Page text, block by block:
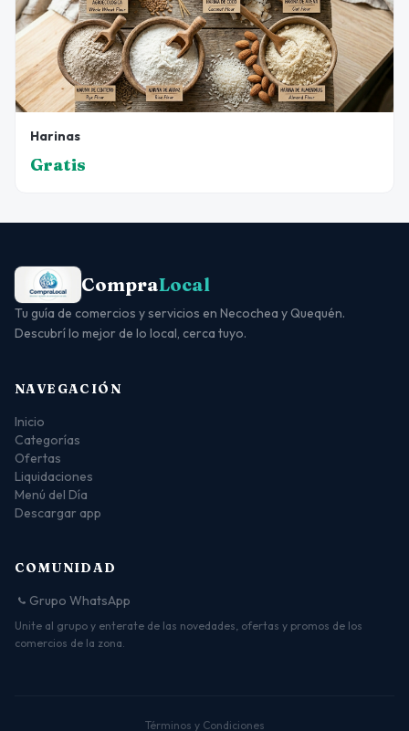
Harinas
Gratis
CompraLocal
Tu guía de comercios y servicios en Necochea y Quequén.
Descubrí lo mejor de lo local, cerca tuyo.
NAVEGACIÓN
Inicio
Categorías
Ofertas
Liquidaciones
Menú del Día
Descargar app
COMUNIDAD
Grupo WhatsApp
Unite al grupo y enterate de las novedades, ofertas y promos de los
comercios de la zona.
Términos y Condiciones